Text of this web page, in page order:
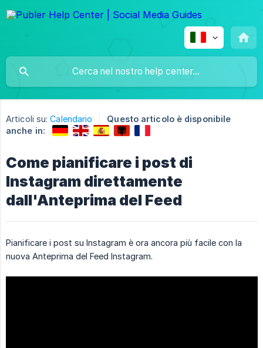
Articoli su: Calendario
Questo articolo è disponibile
anche in:
Come pianificare i post di
Instagram direttamente
dall'Anteprima del Feed
Pianificare i post su Instagram è ora ancora più facile con la
nuova Anteprima del Feed Instagram.